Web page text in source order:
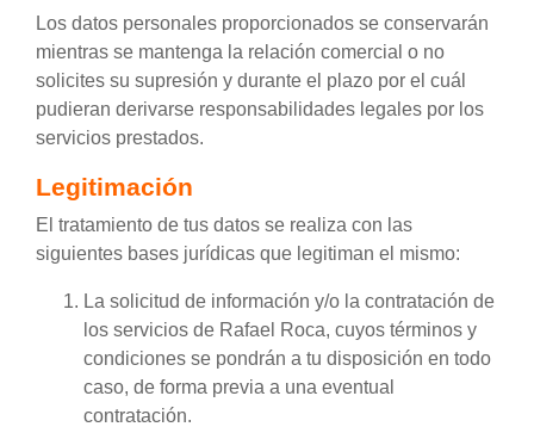
Los datos personales proporcionados se conservarán
mientras se mantenga la relación comercial o no
solicites su supresión y durante el plazo por el cuál
pudieran derivarse responsabilidades legales por los
servicios prestados.
Legitimación
El tratamiento de tus datos se realiza con las
siguientes bases jurídicas que legitiman el mismo:
La solicitud de información y/o la contratación de
los servicios de Rafael Roca, cuyos términos y
condiciones se pondrán a tu disposición en todo
caso, de forma previa a una eventual
contratación.